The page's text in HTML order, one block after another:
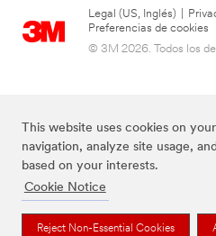
This website uses cookies on
navigation, analyze site usage,
based on your interests.
Cookie Notice
Reject Non-Essential Cookies
your
contacting
received
your
message
and
now
has
try
again
later...
Legal (US, Inglés)
Preferencias de cookies
© 3M 2026. Todos los
Las marcas mencionadas